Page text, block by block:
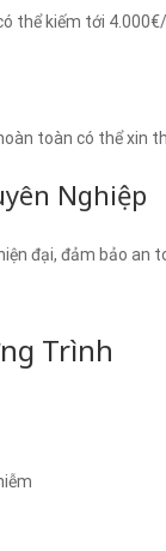
thể kiếm tới
toàn có thể xin
Nghiệp
đại, đảm bảo an
Trình